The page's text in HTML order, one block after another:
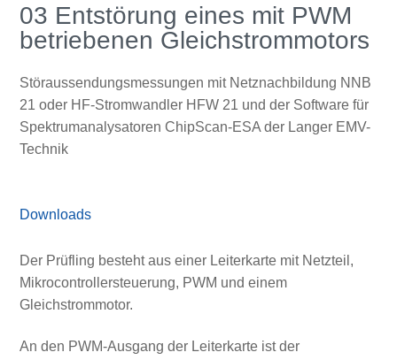
03 Entstörung eines mit PWM
betriebenen Gleichstrommotors
Störaussendungsmessungen mit Netznachbildung NNB
21 oder HF-Stromwandler HFW 21 und der Software für
Spektrumanalysatoren ChipScan-ESA der Langer EMV-
Technik
Downloads
Der Prüfling besteht aus einer Leiterkarte mit Netzteil,
Mikrocontrollersteuerung, PWM und einem
Gleichstrommotor.
An den PWM-Ausgang der Leiterkarte ist der